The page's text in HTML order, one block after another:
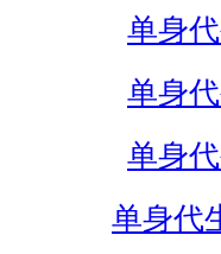
单身
单身
单身
单身代